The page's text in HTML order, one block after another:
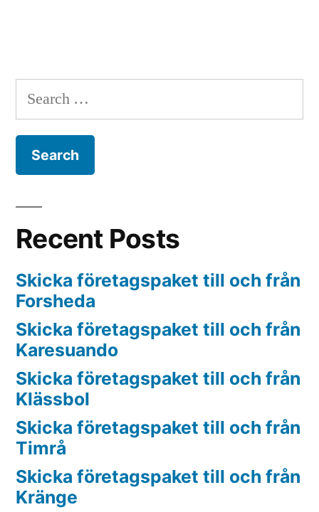
Search
for:
Recent Posts
Skicka företagspaket till och från
Forsheda
Skicka företagspaket till och från
Karesuando
Skicka företagspaket till och från
Klässbol
Skicka företagspaket till och från
Timrå
Skicka företagspaket till och från
Kränge